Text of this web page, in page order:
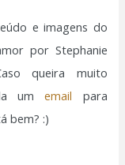
e imagens do
por Stephanie
queira muito
umemail para
bem? :)